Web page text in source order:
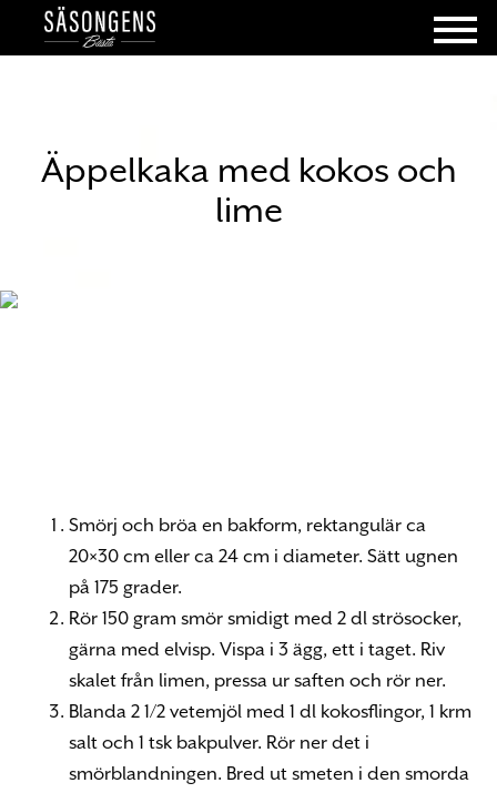
Äppelkaka med kokos och
lime
Smörj och bröa en bakform, rektangulär ca
20×30 cm eller ca 24 cm i diameter. Sätt ugnen
på 175 grader.
Rör 150 gram smör smidigt med 2 dl strösocker,
gärna med elvisp. Vispa i 3 ägg, ett i taget. Riv
skalet från limen, pressa ur saften och rör ner.
Blanda 2 1/2 vetemjöl med 1 dl kokosflingor, 1 krm
salt och 1 tsk bakpulver. Rör ner det i
smörblandningen. Bred ut smeten i den smorda